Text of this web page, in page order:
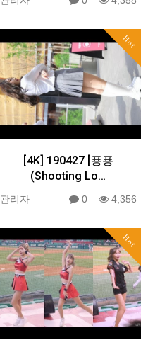
Hot
[4K] 190427 [푱푱
(Shooting Lo…
관리자 0 4,356
Hot